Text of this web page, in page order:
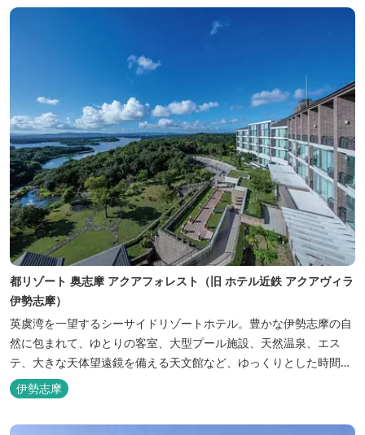
都リゾート 奥志摩 アクアフォレスト（旧 ホテル近鉄 アクアヴィラ
伊勢志摩）
英虞湾を一望するシーサイドリゾートホテル。豊かな伊勢志摩の自
然に包まれて、ゆとりの客室、大型プール施設、天然温泉、エス
テ、大きな天体望遠鏡を備える天文館など、ゆっくりとした時間を
楽しみながら過ごすことができます。 屋内プール：通年 屋外プー
ル：2025年7月19日（土）～8月31日（日）
伊勢志摩